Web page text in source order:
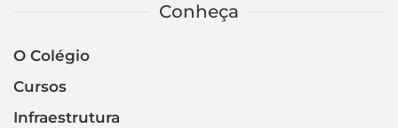
Conheça
O Colégio
Cursos
Infraestrutura